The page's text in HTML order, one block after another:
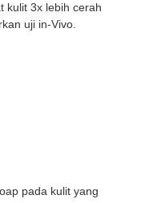
kulit 3x lebih cerah
uji in-Vivo.
pada kulit yang